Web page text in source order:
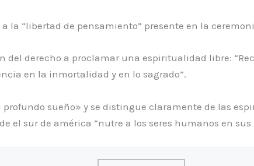
la “libertad de pensamiento” presente en la
del derecho a proclamar una espiritualidad libre:
en la inmortalidad y en lo sagrado”.
sueño» y se distingue claramente de las
el sur de américa “nutre a los seres humanos en